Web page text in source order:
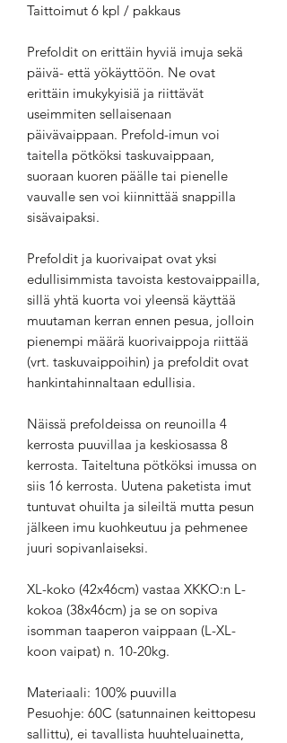
Taittoimut 6 kpl / pakkaus
Prefoldit on erittäin hyviä imuja sekä
päivä- että yökäyttöön. Ne ovat
erittäin imukykyisiä ja riittävät
useimmiten sellaisenaan
päivävaippaan. Prefold-imun voi
taitella pötköksi taskuvaippaan,
suoraan kuoren päälle tai pienelle
vauvalle sen voi kiinnittää snappilla
sisävaipaksi.
Prefoldit ja kuorivaipat ovat yksi
edullisimmista tavoista kestovaippailla,
sillä yhtä kuorta voi yleensä käyttää
muutaman kerran ennen pesua, jolloin
pienempi määrä kuorivaippoja riittää
(vrt. taskuvaippoihin) ja prefoldit ovat
hankintahinnaltaan edullisia.
Näissä prefoldeissa on reunoilla 4
kerrosta puuvillaa ja keskiosassa 8
kerrosta. Taiteltuna pötköksi imussa on
siis 16 kerrosta. Uutena paketista imut
tuntuvat ohuilta ja sileiltä mutta pesun
jälkeen imu kuohkeutuu ja pehmenee
juuri sopivanlaiseksi.
XL-koko (42x46cm) vastaa XKKO:n L-
kokoa (38x46cm) ja se on sopiva
isomman taaperon vaippaan (L-XL-
koon vaipat) n. 10-20kg.
Materiaali: 100% puuvilla
Pesuohje: 60C (satunnainen keittopesu
sallittu), ei tavallista huuhteluainetta,